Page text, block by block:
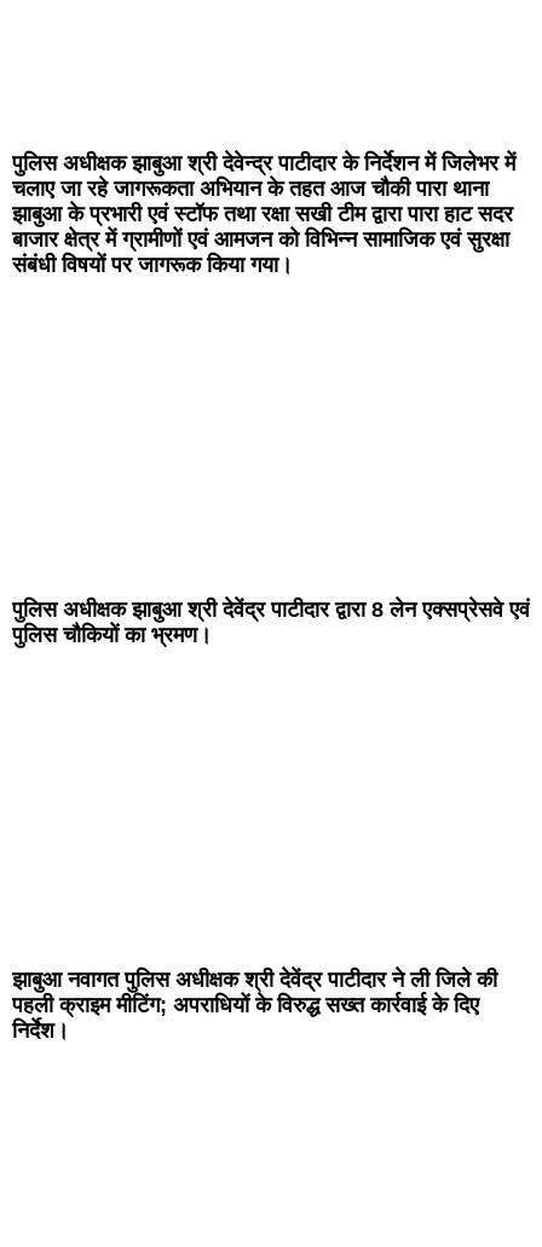
पुलिस अधीक्षक झाबुआ श्री देवेन्द्र पाटीदार के निर्देशन में जिलेभर में
चलाए जा रहे जागरूकता अभियान के तहत आज चौकी पारा थाना
झाबुआ के प्रभारी एवं स्टॉफ तथा रक्षा सखी टीम द्वारा पारा हाट सदर
बाजार क्षेत्र में ग्रामीणों एवं आमजन को विभिन्न सामाजिक एवं सुरक्षा
संबंधी विषयों पर जागरूक किया गया।
पुलिस अधीक्षक झाबुआ श्री देवेंद्र पाटीदार द्वारा 8 लेन एक्सप्रेसवे एवं
पुलिस चौकियों का भ्रमण।
झाबुआ नवागत पुलिस अधीक्षक श्री देवेंद्र पाटीदार ने ली जिले की
पहली क्राइम मीटिंग; अपराधियों के विरुद्ध सख्त कार्रवाई के दिए
निर्देश।